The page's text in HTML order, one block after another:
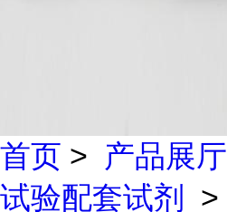
首页 > 产品展厅
试验配套试剂 >